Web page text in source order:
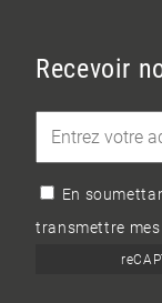
Recevoir
En
transmettre